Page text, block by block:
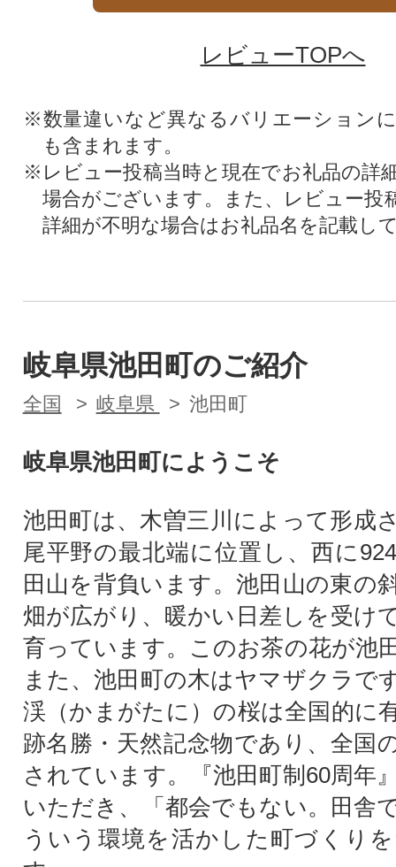
レビューTOPへ
※数量違いなど異なるバリエーション
も含まれます。
※レビュー投稿当時と現在でお礼品の詳
場合がございます。また、レビュー投
詳細が不明な場合はお礼品名を記載し
岐阜県池田町のご紹介
全国 岐阜県 池田町
岐阜県池田町にようこそ
池田町は、木曽三川によって形成
尾平野の最北端に位置し、西に
田山を背負います。池田山の東の
畑が広がり、暖かい日差しを受け
育っています。このお茶の花が池
また、池田町の木はヤマザクラで
渓（かまがたに）の桜は全国的に
跡名勝・天然記念物であり、全国
されています。『池田町制60周年
いただき、「都会でもない。田舎
ういう環境を活かした町づくり